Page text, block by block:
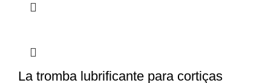
La tromba lubrificante para cortiças